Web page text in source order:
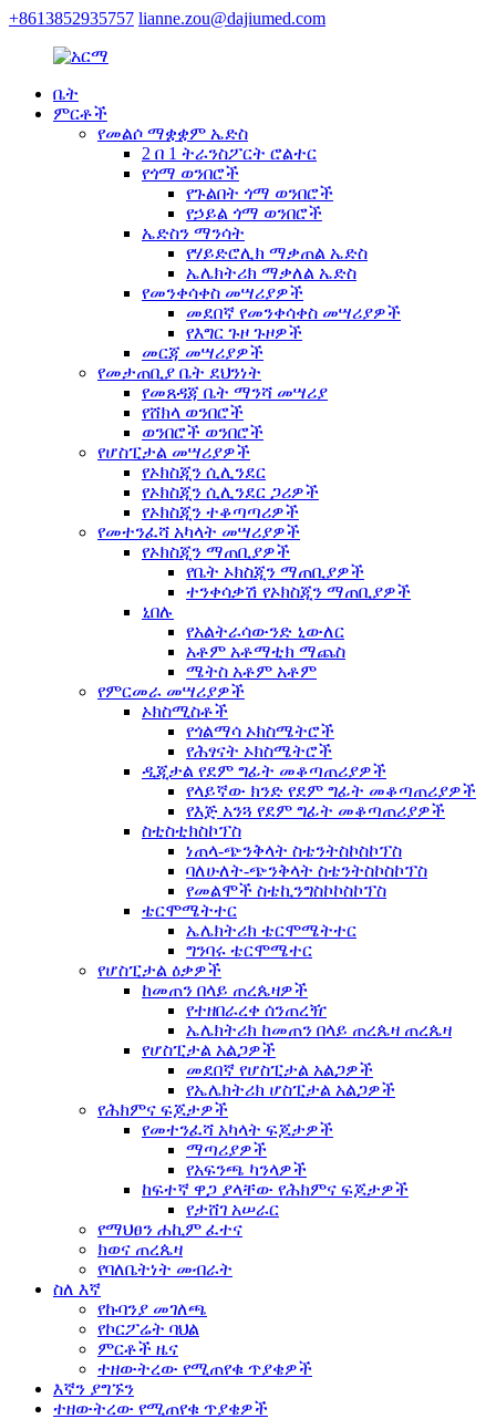
+8613852935757 lianne.zou@dajiumed.com
ቤት
ምርቶች
የመልሶ ማቋቋም ኤድስ
2 በ 1 ትራንስፖርት ሮልተር
የጎማ ወንበሮች
የጉልበት ጎማ ወንበሮች
የኃይል ጎማ ወንበሮች
ኤድስን ማንሳት
የሃይድሮሊክ ማቃጠል ኤድስ
ኤሌክትሪክ ማቃለል ኤድስ
የመንቀሳቀስ መሣሪያዎች
መደበኛ የመንቀሳቀስ መሣሪያዎች
የእግር ጉዞ ጉዞዎች
መርጃ መሣሪያዎች
የመታጠቢያ ቤት ደህንነት
የመጸዳጃ ቤት ማንሻ መሣሪያ
የሸክላ ወንበሮች
ወንበሮች ወንበሮች
የሆስፒታል መሣሪያዎች
የኦክስጂን ሲሊንደር
የኦክስጂን ሲሊንደር ጋሪዎች
የኦክስጂን ተቆጣጣሪዎች
የመተንፈሻ አካላት መሣሪያዎች
የኦክስጂን ማጠቢያዎች
የቤት ኦክስጂን ማጠቢያዎች
ተንቀሳቃሽ የኦክስጂን ማጠቢያዎች
ኒበሉ
የአልትራሳውንድ ኒውለር
አቶም አቶማቲክ ማጨስ
ሜትስ አቶም አቶም
የምርመራ መሣሪያዎች
ኦክስሚስቶች
የጎልማሳ ኦክስሜትሮች
የሕፃናት ኦክስሜትሮች
ዲጂታል የደም ግፊት መቆጣጠሪያዎች
የላይኛው ክንድ የደም ግፊት መቆጣጠሪያዎች
የእጅ አንጓ የደም ግፊት መቆጣጠሪያዎች
ስቲስቲክስኮፕስ
ነጠላ-ጭንቅላት ስቴንትስኮስኮፕስ
ባለሁለት-ጭንቅላት ስቴንትስኮስኮፕስ
የመልሞች ስቴኪንግስኮኮስኮፕስ
ቴርሞሜትተር
ኤሌክትሪክ ቴርሞሜትተር
ግንባሩ ቴርሞሜተር
የሆስፒታል ዕቃዎች
ከመጠን በላይ ጠረጴዛዎች
የተዘበራረቀ ሰንጠረዥ
ኤሌክትሪክ ከመጠን በላይ ጠረጴዛ ጠረጴዛ
የሆስፒታል አልጋዎች
መደበኛ የሆስፒታል አልጋዎች
የኤሌክትሪክ ሆስፒታል አልጋዎች
የሕክምና ፍጆታዎች
የመተንፈሻ አካላት ፍጆታዎች
ማጣሪያዎች
የአፍንጫ ካንላዎች
ከፍተኛ ዋጋ ያላቸው የሕክምና ፍጆታዎች
የታሸገ አሠራር
የማህፀን ሐኪም ፈተና
ክወና ጠረጴዛ
የባለቤትነት መብራት
ስለ እኛ
የኩባንያ መገለጫ
የኮርፖሬት ባህል
ምርቶች ዜና
ተዘውትረው የሚጠየቁ ጥያቄዎች
እኛን ያግኙን
ተዘውትረው የሚጠየቁ ጥያቄዎች